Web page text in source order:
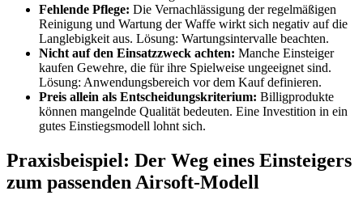
Fehlende Pflege: Die Vernachlässigung der regelmäßigen
Reinigung und Wartung der Waffe wirkt sich negativ auf die
Langlebigkeit aus. Lösung: Wartungsintervalle beachten.
Nicht auf den Einsatzzweck achten: Manche Einsteiger
kaufen Gewehre, die für ihre Spielweise ungeeignet sind.
Lösung: Anwendungsbereich vor dem Kauf definieren.
Preis allein als Entscheidungskriterium: Billigprodukte
können mangelnde Qualität bedeuten. Eine Investition in ein
gutes Einstiegsmodell lohnt sich.
Praxisbeispiel: Der Weg eines Einsteigers
zum passenden Airsoft-Modell